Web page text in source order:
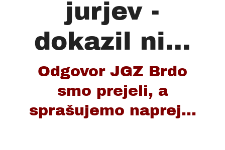
jurjev -
dokazil ni...
Odgovor JGZ Brdo
smo prejeli, a
sprašujemo naprej...